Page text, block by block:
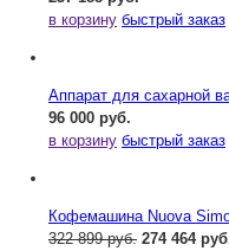
в корзину быстрый заказ
Аппарат для сахарной
96 000 руб.
в корзину быстрый заказ
Кофемашина Nuova
322 899 руб. 274 464